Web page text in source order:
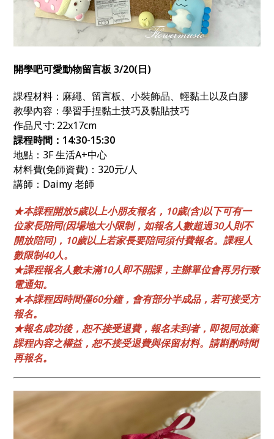
開學吧可愛動物留言板 3/20(日)
課程材料：麻繩、留言板、小裝飾品、輕黏土以及白膠
教學內容：學習手捏黏土技巧及黏貼技巧
作品尺寸: 22x17cm
課程時間：14:30-15:30
地點：3F 生活A+中心
材料費(免師資費)：320元/人
講師：Daimy 老師
★本課程開放5歲以上小朋友報名，10歲(含)以下可有一
位家長陪同(因場地大小限制，如報名人數超過30人則不
開放陪同)，10歲以上若家長要陪同須付費報名。課程人
數限制40人。
★課程報名人數未滿10人即不開課，主辦單位會再另行致
電通知。
★本課程因時間僅60分鐘，會有部分半成品，若可接受方
報名。
★報名成功後，恕不接受退費，報名未到者，即視同放棄
課程內容之權益，恕不接受退費與保留材料。請斟酌時間
再報名。